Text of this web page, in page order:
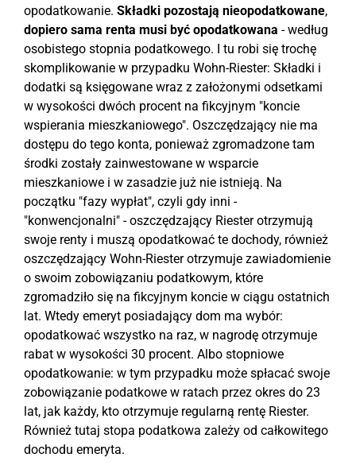
opodatkowanie. Składki pozostają nieopodatkowane,
dopiero sama renta musi być opodatkowana - według
osobistego stopnia podatkowego. I tu robi się trochę
skomplikowanie w przypadku Wohn-Riester: Składki i
dodatki są księgowane wraz z założonymi odsetkami
w wysokości dwóch procent na fikcyjnym "koncie
wspierania mieszkaniowego". Oszczędzający nie ma
dostępu do tego konta, ponieważ zgromadzone tam
środki zostały zainwestowane w wsparcie
mieszkaniowe i w zasadzie już nie istnieją. Na
początku "fazy wypłat", czyli gdy inni -
"konwencjonalni" - oszczędzający Riester otrzymują
swoje renty i muszą opodatkować te dochody, również
oszczędzający Wohn-Riester otrzymuje zawiadomienie
o swoim zobowiązaniu podatkowym, które
zgromadziło się na fikcyjnym koncie w ciągu ostatnich
lat. Wtedy emeryt posiadający dom ma wybór:
opodatkować wszystko na raz, w nagrodę otrzymuje
rabat w wysokości 30 procent. Albo stopniowe
opodatkowanie: w tym przypadku może spłacać swoje
zobowiązanie podatkowe w ratach przez okres do 23
lat, jak każdy, kto otrzymuje regularną rentę Riester.
Również tutaj stopa podatkowa zależy od całkowitego
dochodu emeryta.